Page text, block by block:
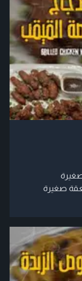
صغيرة
صغيرة